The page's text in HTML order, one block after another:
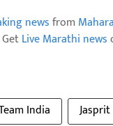
newsfrom
Live Marathi news
India